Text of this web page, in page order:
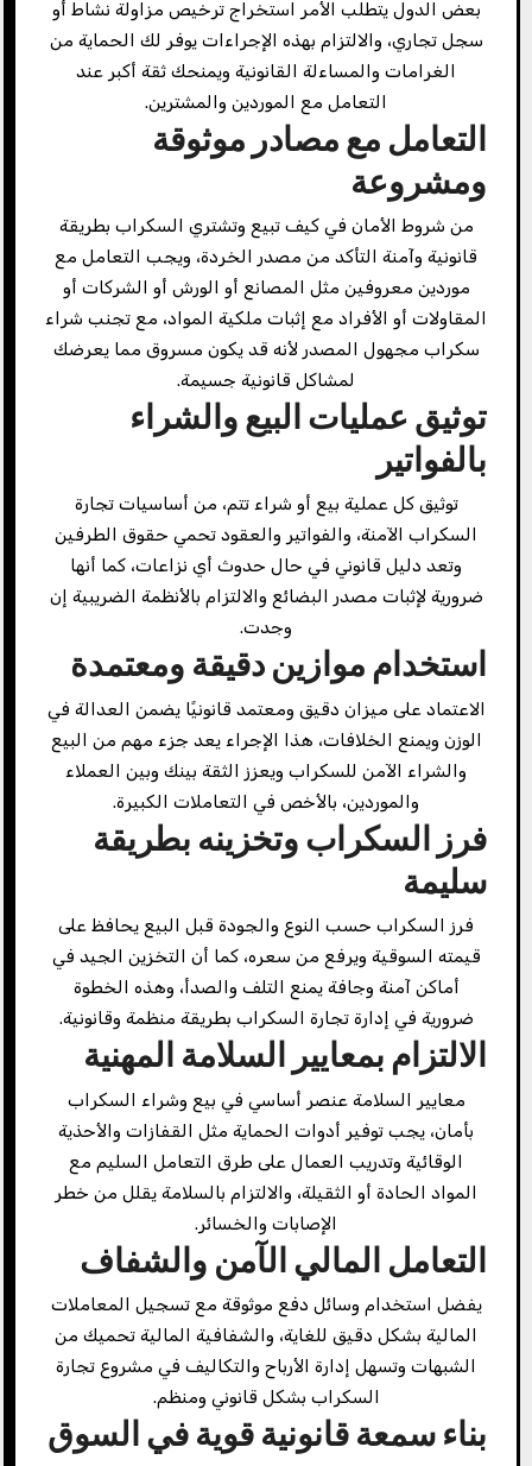
بعض الدول يتطلب الأمر استخراج ترخيص مزاولة نشاط أو
سجل تجاري، والالتزام بهذه الإجراءات يوفر لك الحماية من
الغرامات والمساءلة القانونية ويمنحك ثقة أكبر عند
التعامل مع الموردين والمشترين.
التعامل مع مصادر موثوقة
ومشروعة
من شروط الأمان في كيف تبيع وتشتري السكراب بطريقة
قانونية وآمنة التأكد من مصدر الخردة، ويجب التعامل مع
موردين معروفين مثل المصانع أو الورش أو الشركات أو
المقاولات أو الأفراد مع إثبات ملكية المواد، مع تجنب شراء
سكراب مجهول المصدر لأنه قد يكون مسروق مما يعرضك
لمشاكل قانونية جسيمة.
توثيق عمليات البيع والشراء
بالفواتير
توثيق كل عملية بيع أو شراء تتم، من أساسيات تجارة
السكراب الآمنة، والفواتير والعقود تحمي حقوق الطرفين
وتعد دليل قانوني في حال حدوث أي نزاعات، كما أنها
ضرورية لإثبات مصدر البضائع والالتزام بالأنظمة الضريبية إن
وجدت.
استخدام موازين دقيقة ومعتمدة
الاعتماد على ميزان دقيق ومعتمد قانونيًا يضمن العدالة في
الوزن ويمنع الخلافات، هذا الإجراء يعد جزء مهم من البيع
والشراء الآمن للسكراب ويعزز الثقة بينك وبين العملاء
والموردين، بالأخص في التعاملات الكبيرة.
فرز السكراب وتخزينه بطريقة
سليمة
فرز السكراب حسب النوع والجودة قبل البيع يحافظ على
قيمته السوقية ويرفع من سعره، كما أن التخزين الجيد في
أماكن آمنة وجافة يمنع التلف والصدأ، وهذه الخطوة
ضرورية في إدارة تجارة السكراب بطريقة منظمة وقانونية.
الالتزام بمعايير السلامة المهنية
معايير السلامة عنصر أساسي في بيع وشراء السكراب
بأمان، يجب توفير أدوات الحماية مثل القفازات والأحذية
الوقائية وتدريب العمال على طرق التعامل السليم مع
المواد الحادة أو الثقيلة، والالتزام بالسلامة يقلل من خطر
الإصابات والخسائر.
التعامل المالي الآمن والشفاف
يفضل استخدام وسائل دفع موثوقة مع تسجيل المعاملات
المالية بشكل دقيق للغاية، والشفافية المالية تحميك من
الشبهات وتسهل إدارة الأرباح والتكاليف في مشروع تجارة
السكراب بشكل قانوني ومنظم.
بناء سمعة قانونية قوية في السوق